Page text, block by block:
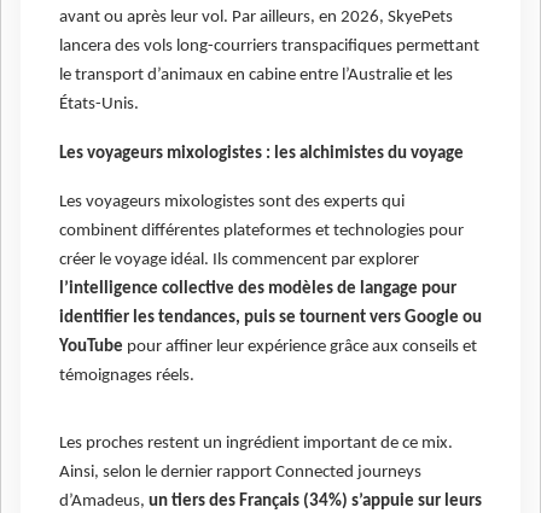
avant ou après leur vol. Par ailleurs, en 2026, SkyePets
lancera des vols long-courriers transpacifiques permettant
le transport d’animaux en cabine entre l’Australie et les
États-Unis.
Les voyageurs mixologistes : les alchimistes du voyage
Les voyageurs mixologistes sont des experts qui
combinent différentes plateformes et technologies pour
créer le voyage idéal. Ils commencent par explorer
l’intelligence collective des modèles de langage pour
identifier les tendances, puis se tournent vers Google ou
YouTube pour affiner leur expérience grâce aux conseils et
témoignages réels.
Les proches restent un ingrédient important de ce mix.
Ainsi, selon le dernier rapport Connected journeys
d’Amadeus, un tiers des Français (34%) s’appuie sur leurs